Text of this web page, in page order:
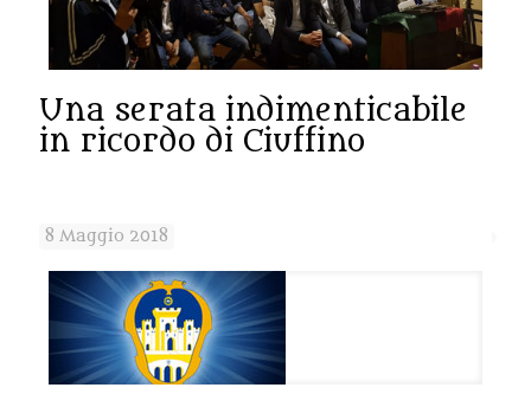
Una serata indimenticabile
in ricordo di Ciuffino
8 Maggio 2018